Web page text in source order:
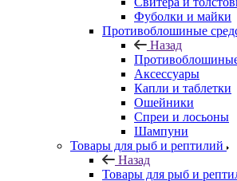
Фуболки и майки
Противоблошиные
Назад
Противоблошиные
Аксессуары
Капли и таблетки
Ошейники
Спреи и лосьоны
Шампуни
Товары для рыб и рептилий
Назад
Товары для рыб и